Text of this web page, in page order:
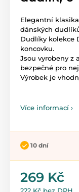
Elegantní
dánských
Dudlíky kolekce
koncovku.
Jsou vyrobeny z
bezpečné pro
Výrobek je
Více informací ›
10 dní
269 Kč